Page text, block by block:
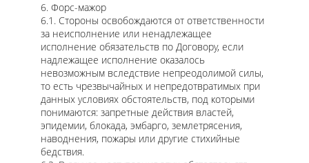
6. Форс-мажор
6.1. Стороны освобождаются от ответственности
за неисполнение или ненадлежащее
исполнение обязательств по Договору, если
надлежащее исполнение оказалось
невозможным вследствие непреодолимой силы,
то есть чрезвычайных и непредотвратимых при
данных условиях обстоятельств, под которыми
понимаются: запретные действия властей,
эпидемии, блокада, эмбарго, землетрясения,
наводнения, пожары или другие стихийные
бедствия.